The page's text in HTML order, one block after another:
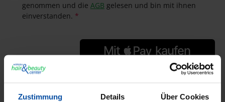
Zustimmung Details Über Cookies
genommen und die AGB gelesen und bin mit ihnen
einverstanden. *
Hersteller: